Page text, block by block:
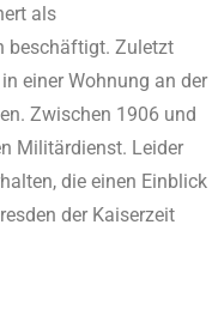
als
beschäftigt. Zuletzt
einer Wohnung an der
Zwischen 1906 und
Militärdienst. Leider
die einen Einblick
der Kaiserzeit